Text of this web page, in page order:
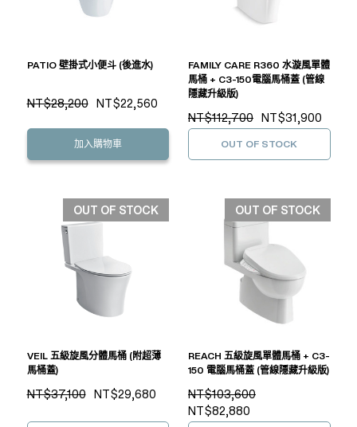
PATIO 壁掛式小便斗 (後進水)
NT$28,200 NT$22,560
加入購物車
FAMILY CARE R360 水漩風單體
馬桶 + C3-150電腦馬桶蓋 (管線
隱藏升級版)
NT$112,700 NT$31,900
OUT OF STOCK
OUT OF STOCK
VEIL 五級旋風分體馬桶 (附超薄
馬桶蓋)
NT$37,100 NT$29,680
OUT OF STOCK
REACH 五級旋風單體馬桶 + C3-
150 電腦馬桶蓋 (管線隱藏升級版)
NT$103,600
NT$82,880